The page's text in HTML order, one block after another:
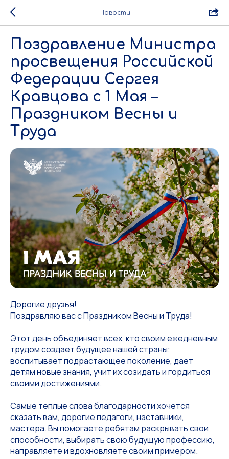
Новости
Поздравление Министра
просвещения Российской
Федерации Сергея
Кравцова с 1 Мая –
Праздником Весны и
Труда
Дорогие друзья!
Поздравляю вас с Праздником Весны и Труда!
Этот день объединяет всех, кто своим ежедневным
трудом создает будущее нашей страны:
воспитывает подрастающее поколение, дает
детям новые знания, учит их созидать и гордиться
своими достижениями.
Самые теплые слова благодарности хочется
сказать вам, дорогие педагоги, наставники,
мастера. Вы помогаете ребятам раскрывать свои
способности, выбирать свою будущую профессию,
направляете и вдохновляете своим примером.